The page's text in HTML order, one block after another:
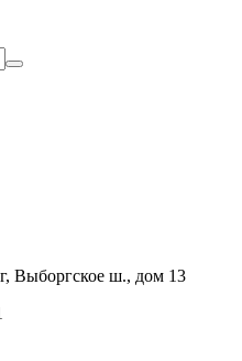
Выборгское ш., дом 13